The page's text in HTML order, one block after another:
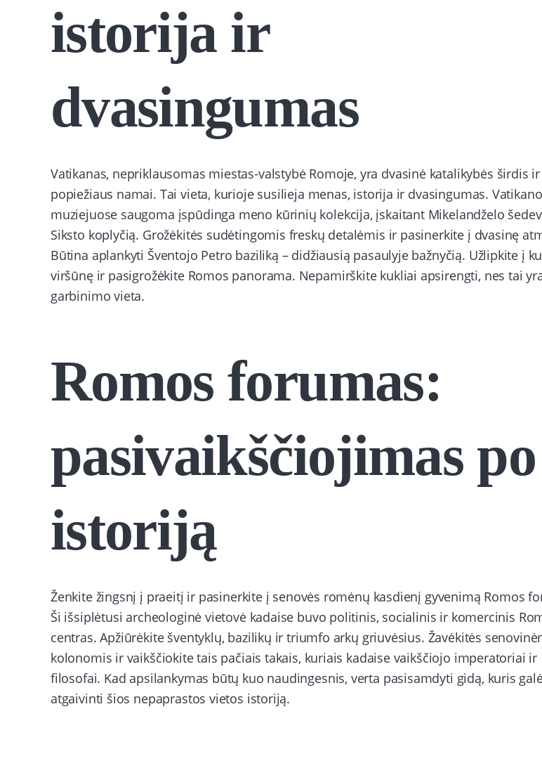
istorija ir
dvasingumas
Vatikanas, nepriklausomas miestas-valstybė Romoje, yra dvasinė katalikybės širdis ir
popiežiaus namai. Tai vieta, kurioje susilieja menas, istorija ir dvasingumas. Vatikano
muziejuose saugoma įspūdinga meno kūrinių kolekcija, įskaitant Mikelandželo
Siksto koplyčią. Grožėkitės sudėtingomis freskų detalėmis ir pasinerkite į dvasinę
Būtina aplankyti Šventojo Petro baziliką – didžiausią pasaulyje bažnyčią. Užlipkite į
viršūnę ir pasigrožėkite Romos panorama. Nepamirškite kukliai apsirengti, nes tai
garbinimo vieta.
Romos forumas:
pasivaikščiojimas po
istoriją
Ženkite žingsnį į praeitį ir pasinerkite į senovės romėnų kasdienį gyvenimą Romos
Ši išsiplėtusi archeologinė vietovė kadaise buvo politinis, socialinis ir komercinis
centras. Apžiūrėkite šventyklų, bazilikų ir triumfo arkų griuvėsius. Žavėkitės
kolonomis ir vaikščiokite tais pačiais takais, kuriais kadaise vaikščiojo imperatoriai ir
filosofai. Kad apsilankymas būtų kuo naudingesnis, verta pasisamdyti gidą, kuris
atgaivinti šios nepaprastos vietos istoriją.